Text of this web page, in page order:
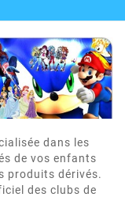
dans les
de vos enfants
produits dérivés.
des clubs de